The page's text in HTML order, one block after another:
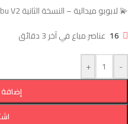
💫 لابوبو ميدالية – النسخة الثانية Labubu V2 جودة عالية وسعر ولا أروع!
16 عناصر مباع في آخر 3 دقائق
-
+